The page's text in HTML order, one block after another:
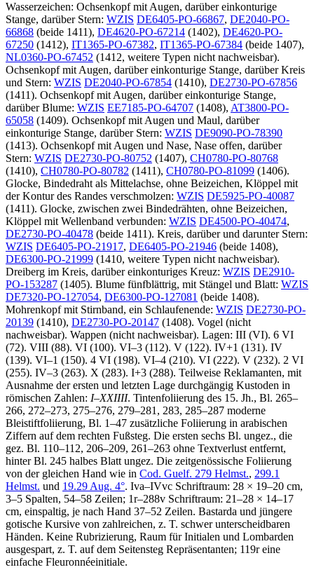
Wasserzeichen: Ochsenkopf mit Augen, darüber einkonturige
Stange, darüber Stern: WZIS DE6405-PO-66867, DE2040-PO-
66868 (beide 1411), DE4620-PO-67214 (1402), DE4620-PO-
67250 (1412), IT1365-PO-67382, IT1365-PO-67384 (beide 1407),
NL0360-PO-67452 (1412, weitere Typen nicht nachweisbar).
Ochsenkopf mit Augen, darüber einkonturige Stange, darüber Kreis
und Stern: WZIS DE2040-PO-67854 (1410), DE2730-PO-67856
(1411). Ochsenkopf mit Augen, darüber einkonturige Stange,
darüber Blume: WZIS EE7185-PO-64707 (1408), AT3800-PO-
65058 (1409). Ochsenkopf mit Augen und Maul, darüber
einkonturige Stange, darüber Stern: WZIS DE9090-PO-78390
(1413). Ochsenkopf mit Augen und Nase, Nase offen, darüber
Stern: WZIS DE2730-PO-80752 (1407), CH0780-PO-80768
(1410), CH0780-PO-80782 (1411), CH0780-PO-81099 (1406).
Glocke, Bindedraht als Mittelachse, ohne Beizeichen, Klöppel mit
der Kontur des Randes verschmolzen: WZIS DE5925-PO-40087
(1411). Glocke, zwischen zwei Bindedrähten, ohne Beizeichen,
Klöppel mit Wellenband verbunden: WZIS DE4500-PO-40474,
DE2730-PO-40478 (beide 1411). Kreis, darüber und darunter Stern:
WZIS DE6405-PO-21917, DE6405-PO-21946 (beide 1408),
DE6300-PO-21999 (1410, weitere Typen nicht nachweisbar).
Dreiberg im Kreis, darüber einkonturiges Kreuz: WZIS DE2910-
PO-153287 (1405). Blume fünfblättrig, mit Stängel und Blatt: WZIS
DE7320-PO-127054, DE6300-PO-127081 (beide 1408).
Mohrenkopf mit Stirnband, ein Schlaufenende: WZIS DE2730-PO-
20139 (1410), DE2730-PO-20147 (1408). Vogel (nicht
nachweisbar). Wappen (nicht nachweisbar). Lagen: III (VI). 6 VI
(72). VIII (88). VI (100). VI–3 (112). V (122). IV+1 (131). IV
(139). VI–1 (150). 4 VI (198). VI–4 (210). VI (222). V (232). 2 VI
(255). IV–3 (263). X (283). I+3 (288). Teilweise Reklamanten, mit
Ausnahme der ersten und letzten Lage durchgängig Kustoden in
römischen Zahlen: I–XXIIII. Tintenfoliierung des 15. Jh., Bl. 265–
266, 272–273, 275–276, 279–281, 283, 285–287 moderne
Bleistiftfoliierung, Bl. 1–47 zusätzliche Foliierung in arabischen
Ziffern auf dem rechten Fußsteg. Die ersten sechs Bl. ungez., die
gez. Bl. 110–112, 206–209, 261–263 ohne Textverlust entfernt,
hinter Bl. 245 halbes Blatt ungez. Die zeitgenössische Foliierung
von der gleichen Hand wie in Cod. Guelf. 279 Helmst., 299.1
Helmst. und 19.29 Aug. 4°. Iva–IVvc Schriftraum: 28 × 19–20 cm,
3–5 Spalten, 54–58 Zeilen; 1r–288v Schriftraum: 21–28 × 14–17
cm, einspaltig, je nach Hand 37–52 Zeilen. Bastarda und jüngere
gotische Kursive von zahlreichen, z. T. schwer unterscheidbaren
Händen. Keine Rubrizierung, Raum für Initialen und Lombarden
ausgespart, z. T. auf dem Seitensteg Repräsentanten; 119r eine
einfache Fleuronnéeinitiale.